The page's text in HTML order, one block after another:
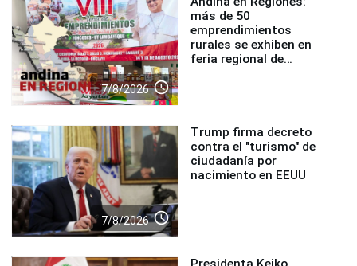
7/8/2026 access_time
más de 50
emprendimientos
rurales se exhiben en
feria regional de
7/8/2026 access_time
Trump firma decreto
contra el "turismo" de
ciudadanía por
nacimiento en EEUU